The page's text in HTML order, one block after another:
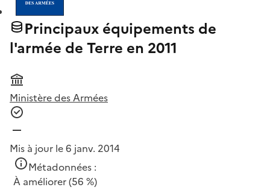
Principaux équipements de
l'armée de Terre en 2011
Ministère des Armées
Mis à jour le 6 janv. 2014
Métadonnées :
À améliorer(56 %)